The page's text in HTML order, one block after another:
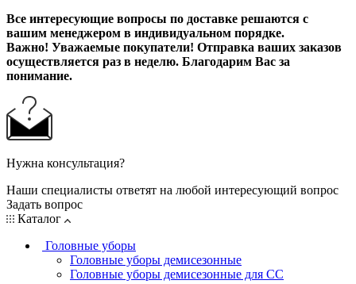
Все интересующие вопросы по доставке решаются с
вашим менеджером в индивидуальном порядке.
Важно! Уважаемые покупатели! Отправка ваших заказов
осуществляется раз в неделю. Благодарим Вас за
понимание.
Нужна консультация?
Наши специалисты ответят на любой интересующий вопрос
Задать вопрос
Каталог
Головные уборы
Головные уборы демисезонные
Головные уборы демисезонные для СС